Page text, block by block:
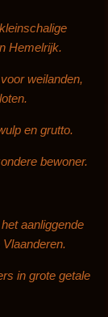
Hemelrijk.
weilanden,
en grutto.
bewoner.
aanliggende
in grote getale